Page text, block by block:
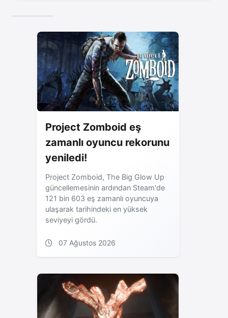
Project Zomboid eş
zamanlı oyuncu rekorunu
yeniledi!
Project Zomboid, The Big Glow Up
güncellemesinin ardından Steam'de
121 bin 603 eş zamanlı oyuncuya
ulaşarak tarihindeki en yüksek
seviyeyi gördü.
07 Ağustos 2026